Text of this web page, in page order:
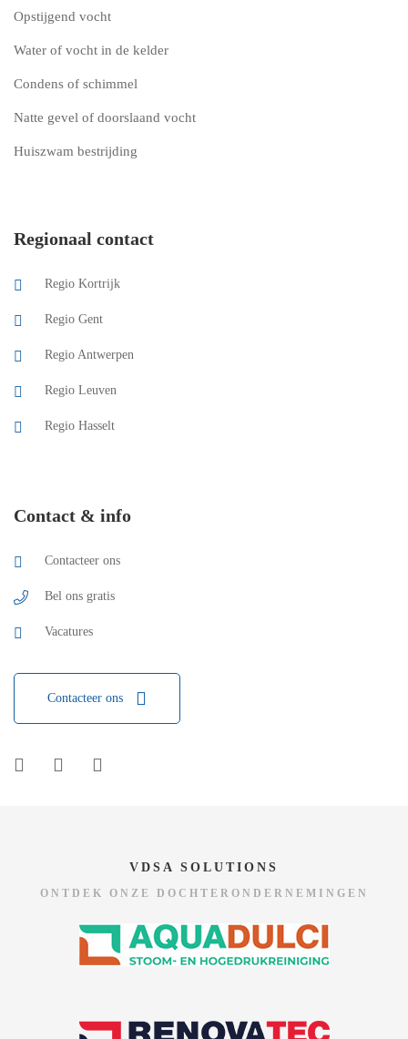
Opstijgend vocht
Water of vocht in de kelder
Condens of schimmel
Natte gevel of doorslaand vocht
Huiszwam bestrijding
Regionaal contact
Regio Kortrijk
Regio Gent
Regio Antwerpen
Regio Leuven
Regio Hasselt
Contact & info
Contacteer ons
Bel ons gratis
Vacatures
Contacteer ons
VDSA SOLUTIONS
ONTDEK ONZE DOCHTERONDERNEMINGEN